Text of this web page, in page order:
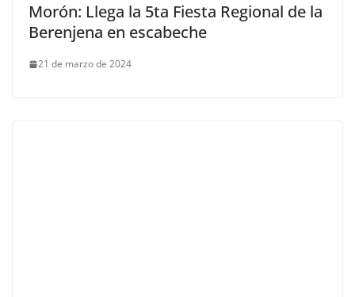
Morón: Llega la 5ta Fiesta Regional de la
Berenjena en escabeche
21 de marzo de 2024